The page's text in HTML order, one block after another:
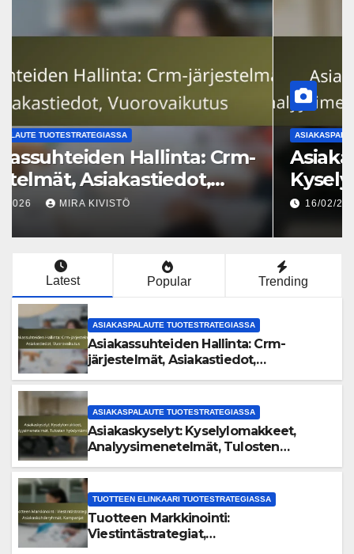
ASIAKASPALAUTE TUOTESTRATEGIASSA
Asiakassuhteiden Hallinta: Crm-
järjestelmät, Asiakastiedot,
Vuorovaikutus
16/02/2026 MIRA KIVISTÖ
Latest Popular Trending
ASIAKASPALAUTE TUOTESTRATEGIASSA
Asiakassuhteiden Hallinta: Crm-
järjestelmät, Asiakastiedot,
ASIAKASPALAUTE TUOTESTRATEGIASSA
Asiakaskyselyt: Kyselylomakkeet,
Analyysimenetelmät, Tulosten
TUOTTEEN ELINKAARI TUOTESTRATEGIASSA
Tuotteen Markkinointi:
Viestintästrategiat,